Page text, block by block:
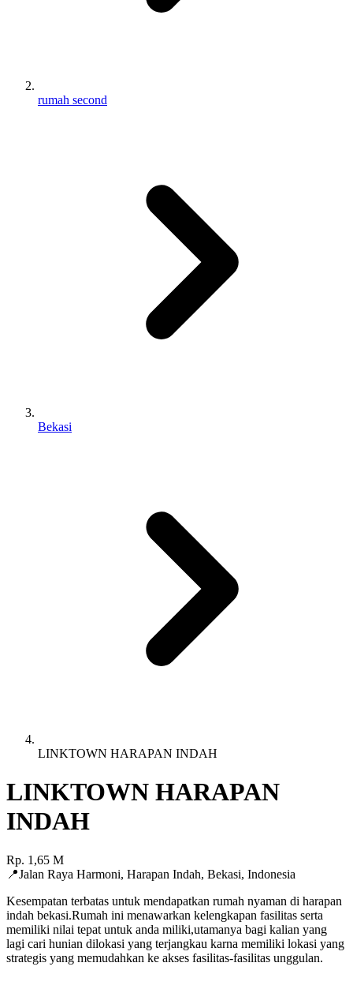
rumah second
Bekasi
LINKTOWN HARAPAN INDAH
LINKTOWN HARAPAN
INDAH
Rp. 1,65 M
📍Jalan Raya Harmoni, Harapan Indah, Bekasi, Indonesia
Kesempatan terbatas untuk mendapatkan rumah nyaman di harapan
indah bekasi.Rumah ini menawarkan kelengkapan fasilitas serta
memiliki nilai tepat untuk anda miliki,utamanya bagi kalian yang
lagi cari hunian dilokasi yang terjangkau karna memiliki lokasi yang
strategis yang memudahkan ke akses fasilitas-fasilitas unggulan.